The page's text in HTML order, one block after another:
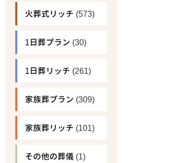
火葬式リッチ (573)
1日葬プラン (30)
1日葬リッチ (261)
家族葬プラン (309)
家族葬リッチ (101)
その他の葬儀 (1)